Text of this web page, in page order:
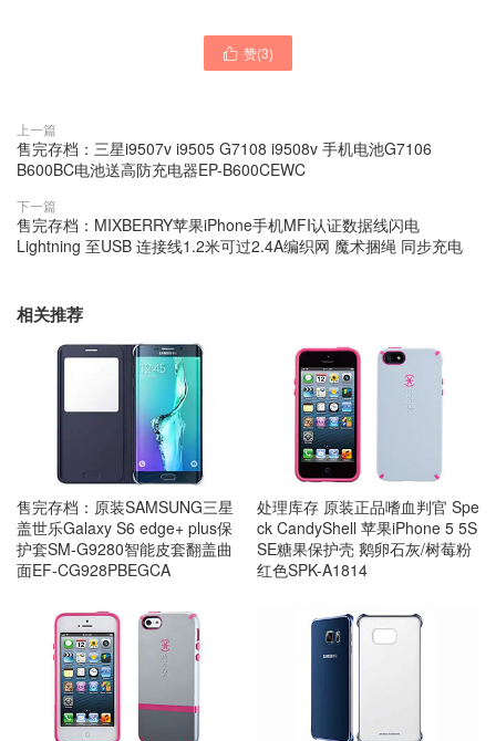
 赞(3)
上一篇
售完存档：三星i9507v i9505 G7108 i9508v 手机电池G7106
B600BC电池送高防充电器EP-B600CEWC
下一篇
售完存档：MIXBERRY苹果iPhone手机MFI认证数据线闪电
Lightning 至USB 连接线1.2米可过2.4A编织网 魔术捆绳 同步充电
相关推荐
售完存档：原装SAMSUNG三星
盖世乐Galaxy S6 edge+ plus保
护套SM-G9280智能皮套翻盖曲
面EF-CG928PBEGCA
处理库存 原装正品嗜血判官 Spe
ck CandyShell 苹果iPhone 5 5S
SE糖果保护壳 鹅卵石灰/树莓粉
红色SPK-A1814